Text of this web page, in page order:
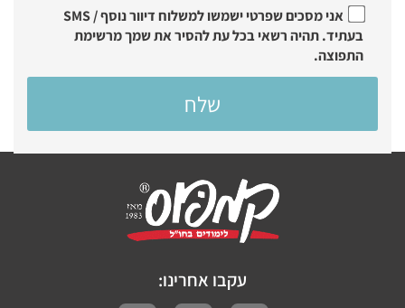
אני מסכים שפרטי ישמשו למשלוח דיוור נוסף / SMS
בעתיד. תהיה רשאי בכל עת להסיר את שמך מרשימת
התפוצה.
עקבו אחרינו: